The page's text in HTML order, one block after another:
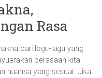
Rasa
dari lagu-lagu yang
perasaan kita.
nuansa yang sesuai. Jika